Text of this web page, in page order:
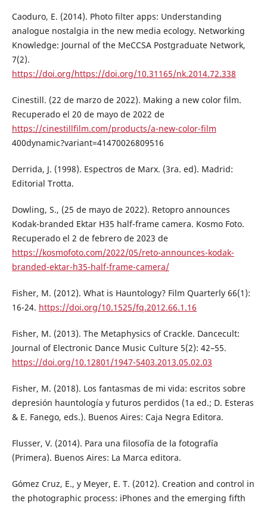
Caoduro, E. (2014). Photo filter apps: Understanding
analogue nostalgia in the new media ecology. Networking
Knowledge: Journal of the MeCCSA Postgraduate Network,
7(2).
https://doi.org/https://doi.org/10.31165/nk.2014.72.338
Cinestill. (22 de marzo de 2022). Making a new color film.
Recuperado el 20 de mayo de 2022 de
https://cinestillfilm.com/products/a-new-color-film
400dynamic?variant=41470026809516
Derrida, J. (1998). Espectros de Marx. (3ra. ed). Madrid:
Editorial Trotta.
Dowling, S., (25 de mayo de 2022). Retopro announces
Kodak-branded Ektar H35 half-frame camera. Kosmo Foto.
Recuperado el 2 de febrero de 2023 de
https://kosmofoto.com/2022/05/reto-announces-kodak-
branded-ektar-h35-half-frame-camera/
Fisher, M. (2012). What is Hauntology? Film Quarterly 66(1):
16-24. https://doi.org/10.1525/fq.2012.66.1.16
Fisher, M. (2013). The Metaphysics of Crackle. Dancecult:
Journal of Electronic Dance Music Culture 5(2): 42–55.
https://doi.org/10.12801/1947-5403.2013.05.02.03
Fisher, M. (2018). Los fantasmas de mi vida: escritos sobre
depresión hauntología y futuros perdidos (1a ed.; D. Esteras
& E. Fanego, eds.). Buenos Aires: Caja Negra Editora.
Flusser, V. (2014). Para una filosofía de la fotografía
(Primera). Buenos Aires: La Marca editora.
Gómez Cruz, E., y Meyer, E. T. (2012). Creation and control in
the photographic process: iPhones and the emerging fifth